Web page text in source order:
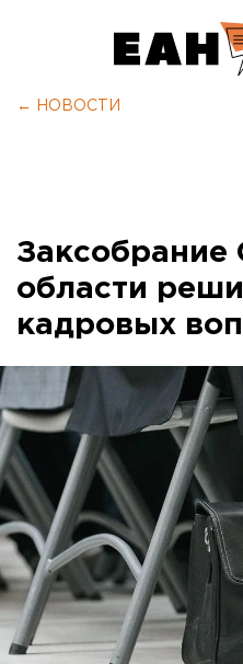
← НОВОСТИ
Заксобрание
области
кадровых